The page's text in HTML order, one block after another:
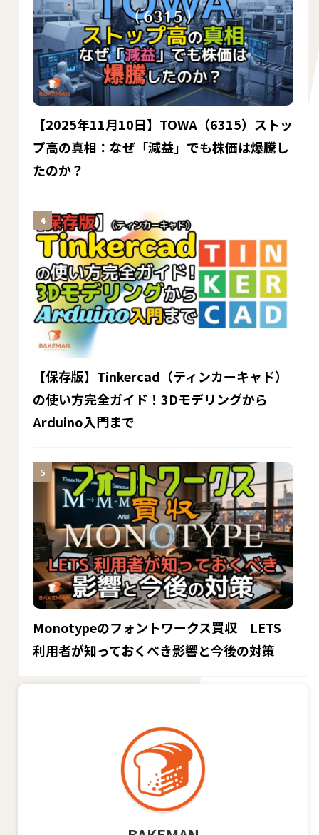
【2025年11月10日】TOWA（6315）ストッ
プ高の真相：なぜ「減益」でも株価は爆騰し
たのか？
【保存版】Tinkercad（ティンカーキャド）
の使い方完全ガイド！3Dモデリングから
Arduino入門まで
Monotypeのフォントワークス買収｜LETS
利用者が知っておくべき影響と今後の対策